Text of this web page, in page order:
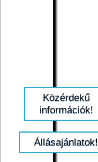
Közérdekű
információk!
Állásajánlatok!